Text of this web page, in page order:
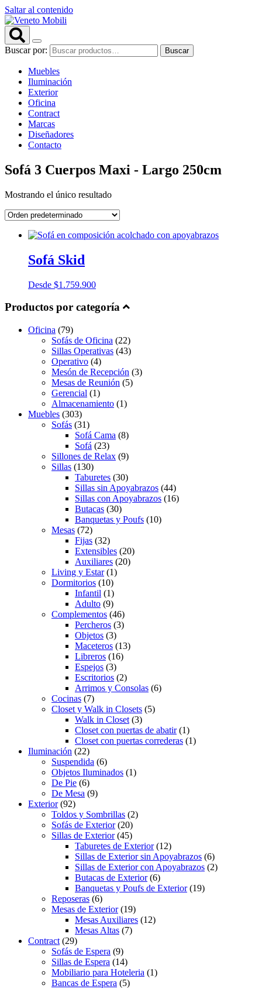
Saltar al contenido
Buscar por: Buscar
Muebles
Iluminación
Exterior
Oficina
Contract
Marcas
Diseñadores
Contacto
Sofá 3 Cuerpos Maxi - Largo 250cm
Mostrando el único resultado
Sofá Skid
Desde $1.759.900
Productos por categoría
Oficina (79)
Sofás de Oficina (22)
Sillas Operativas (43)
Operativo (4)
Mesón de Recepción (3)
Mesas de Reunión (5)
Gerencial (1)
Almacenamiento (1)
Muebles (303)
Sofás (31)
Sofá Cama (8)
Sofá (23)
Sillones de Relax (9)
Sillas (130)
Taburetes (30)
Sillas sin Apoyabrazos (44)
Sillas con Apoyabrazos (16)
Butacas (30)
Banquetas y Poufs (10)
Mesas (72)
Fijas (32)
Extensibles (20)
Auxiliares (20)
Living y Estar(1)
Dormitorios (10)
Infantil (1)
Adulto (9)
Complementos (46)
Percheros (3)
Objetos (3)
Maceteros (13)
Libreros (16)
Espejos (3)
Escritorios (2)
Arrimos y Consolas (6)
Cocinas (7)
Closet y Walk in Closets (5)
Walk in Closet (3)
Closet con puertas de abatir(1)
Closet con puertas correderas (1)
Iluminación (22)
Suspendida (6)
Objetos Iluminados (1)
De Pie (6)
De Mesa (9)
Exterior(92)
Toldos y Sombrillas (2)
Sofás de Exterior(20)
Sillas de Exterior(45)
Taburetes de Exterior(12)
Sillas de Exterior sin Apoyabrazos (6)
Sillas de Exterior con Apoyabrazos (2)
Butacas de Exterior(6)
Banquetas y Poufs de Exterior(19)
Reposeras (6)
Mesas de Exterior(19)
Mesas Auxiliares (12)
Mesas Altas (7)
Contract (29)
Sofás de Espera (9)
Sillas de Espera (14)
Mobiliario para Hoteleria (1)
Bancas de Espera (5)